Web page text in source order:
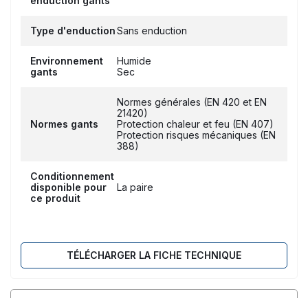
Type d'enductionSans enduction
Environnement
gants
Humide
Sec
Normes gants
Normes générales (EN 420 et EN
21420)
Protection chaleur et feu (EN 407)
Protection risques mécaniques (EN
388)
Conditionnement
disponible pour
ce produit
La paire
TÉLÉCHARGER LA FICHE TECHNIQUE